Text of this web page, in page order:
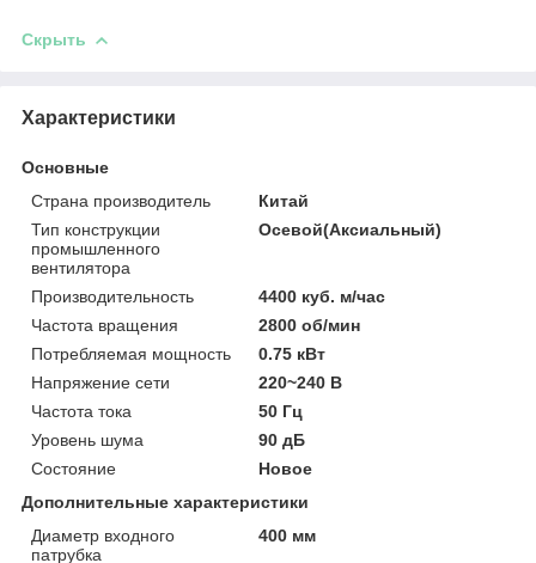
Скрыть
Характеристики
Основные
Страна производитель
Китай
Тип конструкции
промышленного
вентилятора
Осевой(Аксиальный)
Производительность
4400 куб. м/час
Частота вращения
2800 об/мин
Потребляемая мощность
0.75 кВт
Напряжение сети
220~240 В
Частота тока
50 Гц
Уровень шума
90 дБ
Состояние
Новое
Дополнительные характеристики
Диаметр входного
патрубка
400 мм